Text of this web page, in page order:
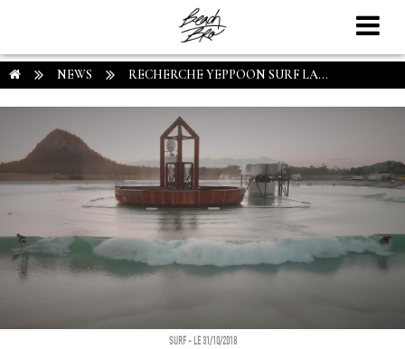
NEWS RECHERCHE YEPPOON SURF LA...
SURF - LE 31/10/2018